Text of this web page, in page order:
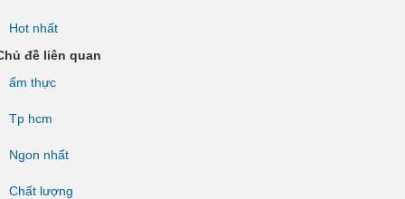
Hot nhất
đề liên quan
ẩm thực
Tp hcm
Ngon nhất
Chất lượng